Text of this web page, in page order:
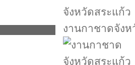
งานกาชาดจัง